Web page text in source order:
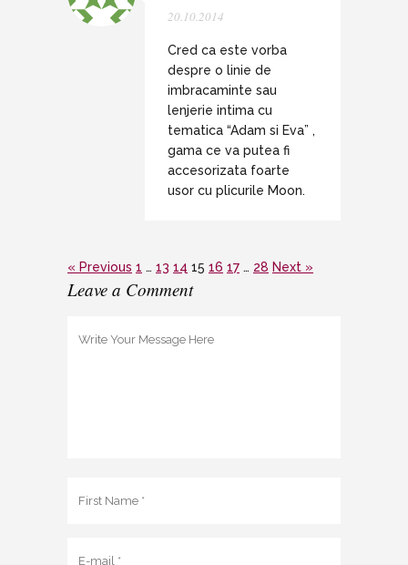
20.10.2014
Cred ca este vorba
despre o linie de
imbracaminte sau
lenjerie intima cu
tematica “Adam si Eva” ,
gama ce va putea fi
accesorizata foarte
usor cu plicurile Moon.
« Previous 1 … 13 14 15 16 17 … 28 Next »
Leave a Comment